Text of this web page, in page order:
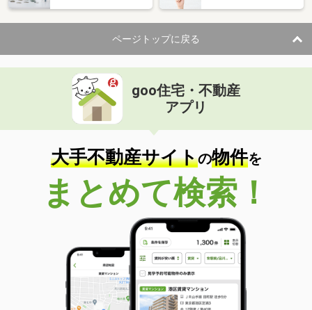
ページトップに戻る
goo住宅・不動産
アプリ
大手不動産サイトの物件を
まとめて検索！